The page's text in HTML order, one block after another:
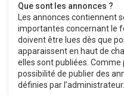
Que sont les annonces ?
Les annonces contiennent
importantes concernant le
doivent être lues dès que
apparaissent en haut de
elles sont publiées. Comme
possibilité de publier des
définies par l’administrateur.